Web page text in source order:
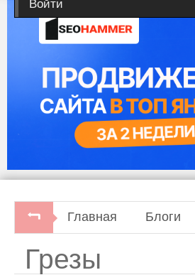
Войти
Главная Блоги
Грезы